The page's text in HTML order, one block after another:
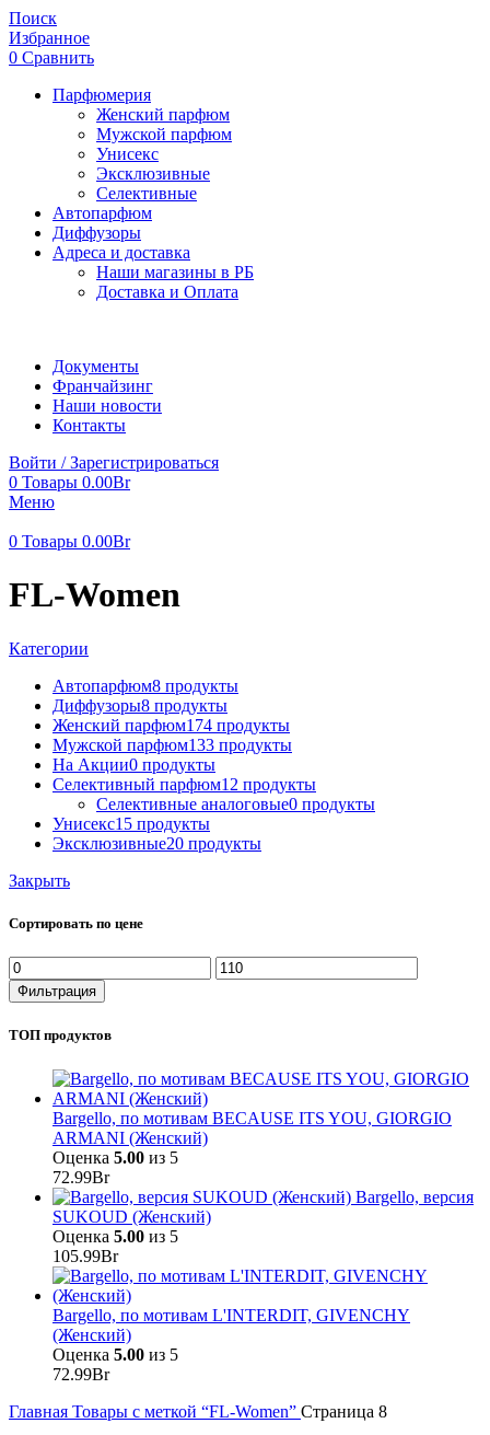
Поиск
Избранное
0 Сравнить
Парфюмерия
Женский парфюм
Мужской парфюм
Унисекс
Эксклюзивные
Селективные
Автопарфюм
Диффузоры
Адреса и доставка
Наши магазины в РБ
Доставка и Оплата
Документы
Франчайзинг
Наши новости
Контакты
Войти / Зарегистрироваться
0 Товары 0.00Br
Меню
0 Товары 0.00Br
FL-Women
Категории
Автопарфюм8 продукты
Диффузоры8 продукты
Женский парфюм174 продукты
Мужской парфюм133 продукты
На Акции0 продукты
Селективный парфюм12 продукты
Селективные аналоговые0 продукты
Унисекс15 продукты
Эксклюзивные20 продукты
Закрыть
Сортировать по цене
Минимальная
цена
Максимальная
цена
Фильтрация
ТОП продуктов
Bargello, по мотивам BECAUSE ITS YOU, GIORGIO
ARMANI (Женский)
Оценка 5.00 из 5
72.99Br
Bargello, версия
SUKOUD (Женский)
Оценка 5.00 из 5
105.99Br
Bargello, по мотивам L'INTERDIT, GIVENCHY
(Женский)
Оценка 5.00 из 5
72.99Br
Главная Товары с меткой “FL-Women” Страница 8